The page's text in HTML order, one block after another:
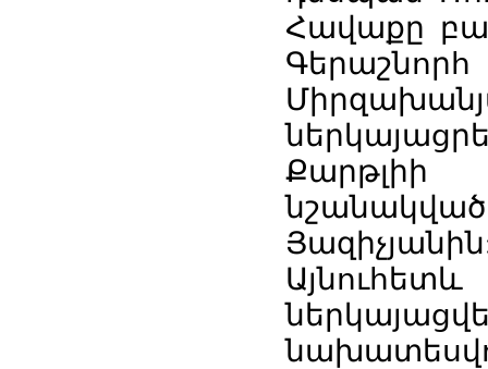
Հավաքը
Քարթլիի